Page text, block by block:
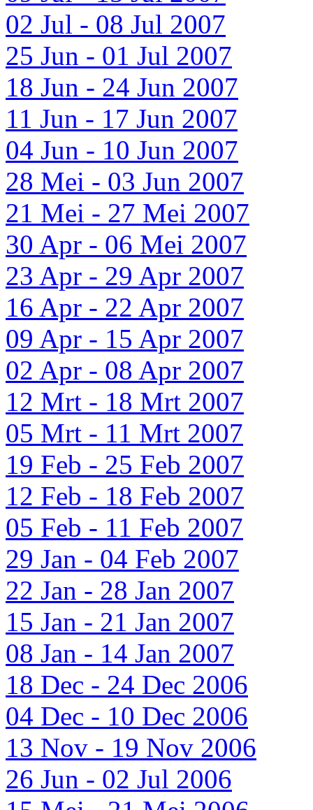
02 Jul - 08 Jul 2007
25 Jun - 01 Jul 2007
18 Jun - 24 Jun 2007
11 Jun - 17 Jun 2007
04 Jun - 10 Jun 2007
28 Mei - 03 Jun 2007
21 Mei - 27 Mei 2007
30 Apr - 06 Mei 2007
23 Apr - 29 Apr 2007
16 Apr - 22 Apr 2007
09 Apr - 15 Apr 2007
02 Apr - 08 Apr 2007
12 Mrt - 18 Mrt 2007
05 Mrt - 11 Mrt 2007
19 Feb - 25 Feb 2007
12 Feb - 18 Feb 2007
05 Feb - 11 Feb 2007
29 Jan - 04 Feb 2007
22 Jan - 28 Jan 2007
15 Jan - 21 Jan 2007
08 Jan - 14 Jan 2007
18 Dec - 24 Dec 2006
04 Dec - 10 Dec 2006
13 Nov - 19 Nov 2006
26 Jun - 02 Jul 2006